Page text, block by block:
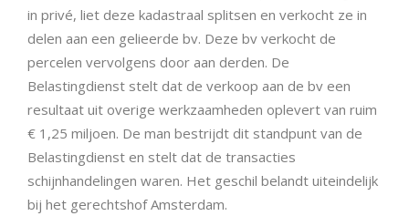
in privé, liet deze kadastraal splitsen en verkocht ze in
delen aan een gelieerde bv. Deze bv verkocht de
percelen vervolgens door aan derden. De
Belastingdienst stelt dat de verkoop aan de bv een
resultaat uit overige werkzaamheden oplevert van ruim
€ 1,25 miljoen. De man bestrijdt dit standpunt van de
Belastingdienst en stelt dat de transacties
schijnhandelingen waren. Het geschil belandt uiteindelijk
bij het gerechtshof Amsterdam.